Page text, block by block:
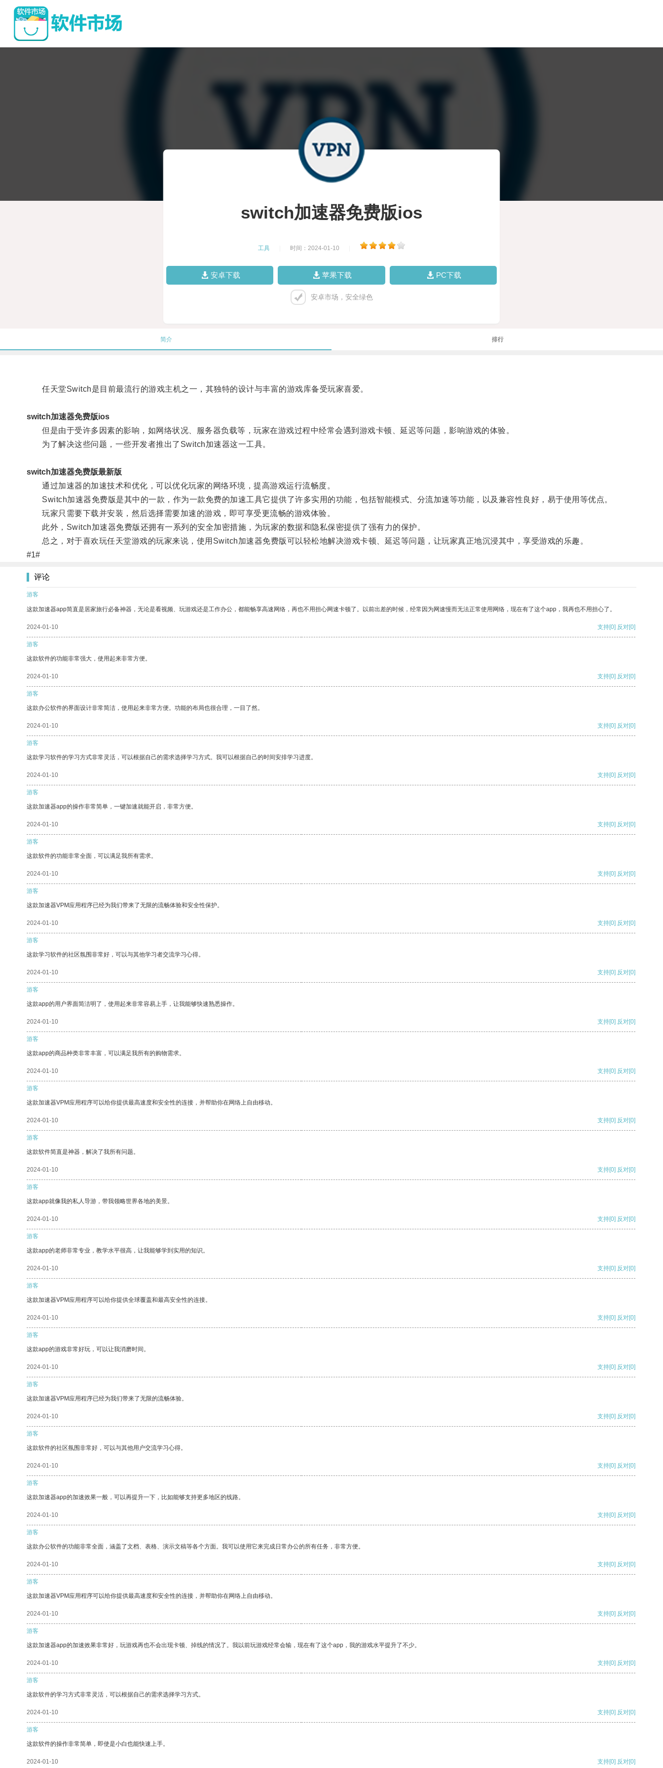
switch加速器免费版ios
工具 时间：2024-01-10
安卓下载 苹果下载 PC下载
安卓市场，安全绿色
简介 排行
任天堂Switch是目前最流行的游戏主机之一，其独特的设计与丰富的游戏库备受玩家喜爱。
switch加速器免费版ios
但是由于受许多因素的影响，如网络状况、服务器负载等，玩家在游戏过程中经常会遇到游戏卡顿、延迟等问题，影响游戏的体验。
为了解决这些问题，一些开发者推出了Switch加速器这一工具。
switch加速器免费版最新版
通过加速器的加速技术和优化，可以优化玩家的网络环境，提高游戏运行流畅度。
Switch加速器免费版是其中的一款，作为一款免费的加速工具它提供了许多实用的功能，包括智能模式、分流加速等功能，以及兼容性良好，易于使用等优点。
玩家只需要下载并安装，然后选择需要加速的游戏，即可享受更流畅的游戏体验。
此外，Switch加速器免费版还拥有一系列的安全加密措施，为玩家的数据和隐私保密提供了强有力的保护。
总之，对于喜欢玩任天堂游戏的玩家来说，使用Switch加速器免费版可以轻松地解决游戏卡顿、延迟等问题，让玩家真正地沉浸其中，享受游戏的乐趣。
#1#
评论
游客
这款加速器app简直是居家旅行必备神器，无论是看视频、玩游戏还是工作办公，都能畅享高速网络，再也不用担心网速卡顿了。以前出差的时候，经常因为网速慢而无法正常使用网络，现在有了这个app，我再也不用担心了。
2024-01-10 支持[0] 反对[0]
游客
这款软件的功能非常强大，使用起来非常方便。
2024-01-10 支持[0] 反对[0]
游客
这款办公软件的界面设计非常简洁，使用起来非常方便。功能的布局也很合理，一目了然。
2024-01-10 支持[0] 反对[0]
游客
这款学习软件的学习方式非常灵活，可以根据自己的需求选择学习方式。我可以根据自己的时间安排学习进度。
2024-01-10 支持[0] 反对[0]
游客
这款加速器app的操作非常简单，一键加速就能开启，非常方便。
2024-01-10 支持[0] 反对[0]
游客
这款软件的功能非常全面，可以满足我所有需求。
2024-01-10 支持[0] 反对[0]
游客
这款加速器VPM应用程序已经为我们带来了无限的流畅体验和安全性保护。
2024-01-10 支持[0] 反对[0]
游客
这款学习软件的社区氛围非常好，可以与其他学习者交流学习心得。
2024-01-10 支持[0] 反对[0]
游客
这款app的用户界面简洁明了，使用起来非常容易上手，让我能够快速熟悉操作。
2024-01-10 支持[0] 反对[0]
游客
这款app的商品种类非常丰富，可以满足我所有的购物需求。
2024-01-10 支持[0] 反对[0]
游客
这款加速器VPM应用程序可以给你提供最高速度和安全性的连接，并帮助你在网络上自由移动。
2024-01-10 支持[0] 反对[0]
游客
这款软件简直是神器，解决了我所有问题。
2024-01-10 支持[0] 反对[0]
游客
这款app就像我的私人导游，带我领略世界各地的美景。
2024-01-10 支持[0] 反对[0]
游客
这款app的老师非常专业，教学水平很高，让我能够学到实用的知识。
2024-01-10 支持[0] 反对[0]
游客
这款加速器VPM应用程序可以给你提供全球覆盖和最高安全性的连接。
2024-01-10 支持[0] 反对[0]
游客
这款app的游戏非常好玩，可以让我消磨时间。
2024-01-10 支持[0] 反对[0]
游客
这款加速器VPM应用程序已经为我们带来了无限的流畅体验。
2024-01-10 支持[0] 反对[0]
游客
这款软件的社区氛围非常好，可以与其他用户交流学习心得。
2024-01-10 支持[0] 反对[0]
游客
这款加速器app的加速效果一般，可以再提升一下，比如能够支持更多地区的线路。
2024-01-10 支持[0] 反对[0]
游客
这款办公软件的功能非常全面，涵盖了文档、表格、演示文稿等各个方面。我可以使用它来完成日常办公的所有任务，非常方便。
2024-01-10 支持[0] 反对[0]
游客
这款加速器VPM应用程序可以给你提供最高速度和安全性的连接，并帮助你在网络上自由移动。
2024-01-10 支持[0] 反对[0]
游客
这款加速器app的加速效果非常好，玩游戏再也不会出现卡顿、掉线的情况了。我以前玩游戏经常会输，现在有了这个app，我的游戏水平提升了不少。
2024-01-10 支持[0] 反对[0]
游客
这款软件的学习方式非常灵活，可以根据自己的需求选择学习方式。
2024-01-10 支持[0] 反对[0]
游客
这款软件的操作非常简单，即使是小白也能快速上手。
2024-01-10 支持[0] 反对[0]